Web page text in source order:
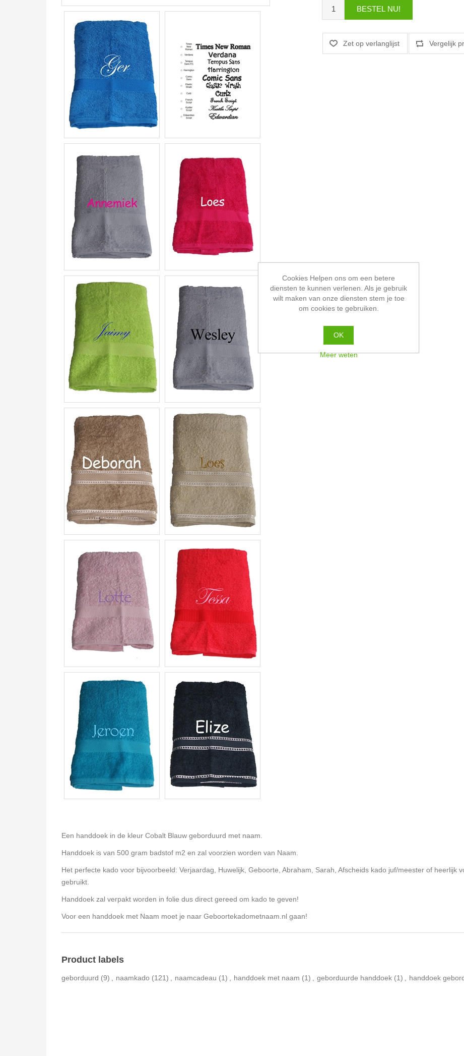
Een handdoek in de kleur Cobalt Blauw geborduurd met naam.
Handdoek is van 500 gram badstof m2 en zal voorzien worden van Naam.
Het perfecte kado voor bijvoorbeeld: Verjaardag, Huwelijk, Geboorte, Abraham, Sarah, Afscheids kado juf/meester of heerlijk
gebruikt.
Handdoek zal verpakt worden in folie dus direct gereed om kado te geven!
Voor een handdoek met Naam moet je naar Geboortekadometnaam.nl gaan!
Product labels
geborduurd (9) naamkado (121) naamcadeau (1) handdoek met naam (1) geborduurde handdoek (1) handdoek
Cookies Helpen ons om een betere
diensten te kunnen verlenen. Als je gebruik
wilt maken van onze diensten stem je toe
om cookies te gebruiken.
OK
Meer weten